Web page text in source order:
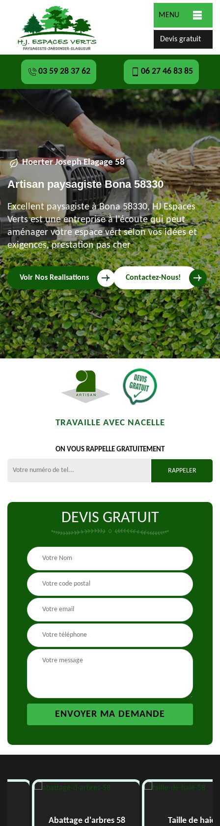
MENU
Devis gratuit
03 59 28 37 62 06 27 46 83 85
Hoerter Joseph Elagage 58
Artisan paysagiste Bona 58330
Excellent paysagiste à Bona 58330, HJ Espaces
Verts est une entreprise à l'écoute qui peut
aménager votre espace vert selon vos idées et
exigences, prestation pas cher
Voir Nos Realisations Contactez-Nous!
TRAVAILLE AVEC NACELLE
ON VOUS RAPPELLE GRATUITEMENT
DEVIS GRATUIT
Abattage d'arbres 58 Taille de haie